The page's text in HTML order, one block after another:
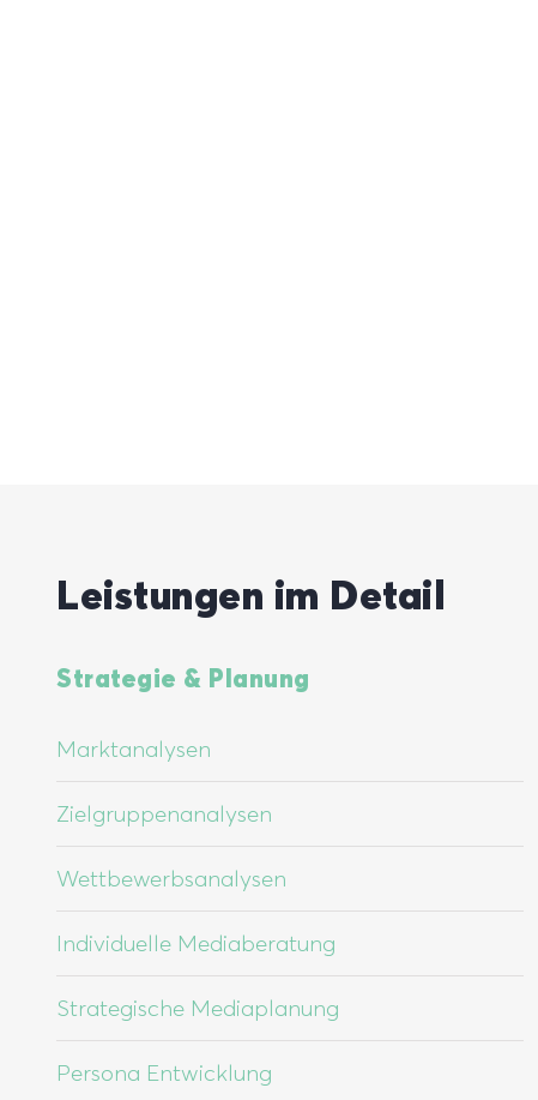
Leistungen im Detail
Strategie & Planung
Marktanalysen
Zielgruppenanalysen
Wettbewerbsanalysen
Individuelle Mediaberatung
Strategische Mediaplanung
Persona Entwicklung